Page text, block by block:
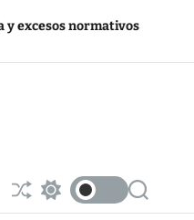
Trump
por sus
S
h
S
w
S
e